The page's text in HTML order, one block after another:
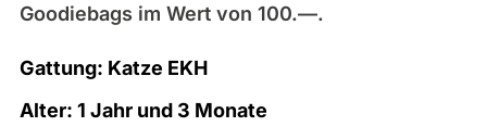
Goodiebags im Wert von 100.—.
Gattung: Katze EKH
Alter: 1 Jahr und 3 Monate